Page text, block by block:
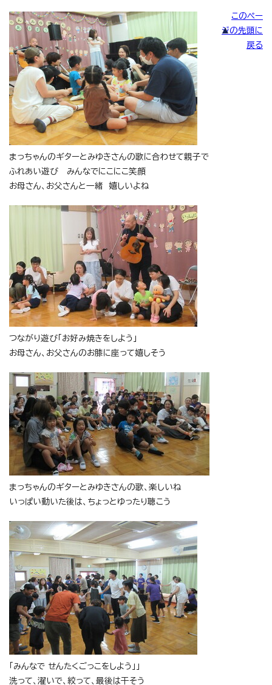
まっちゃんのギターとみゆきさんの歌に合わせて親子で
ふれあい遊び みんなでにこにこ笑顔
お母さん、お父さんと一緒 嬉しいよね
つながり遊び「お好み焼きをしよう」
お母さん、お父さんのお膝に座って嬉しそう
まっちゃんのギターとみゆきさんの歌、楽しいね
いっぱい動いた後は、ちょっとゆったり聴こう
「みんなで せんたくごっこをしよう」」
洗って、濯いで、絞って、最後は干そう
このペー
ジの先頭に
戻る